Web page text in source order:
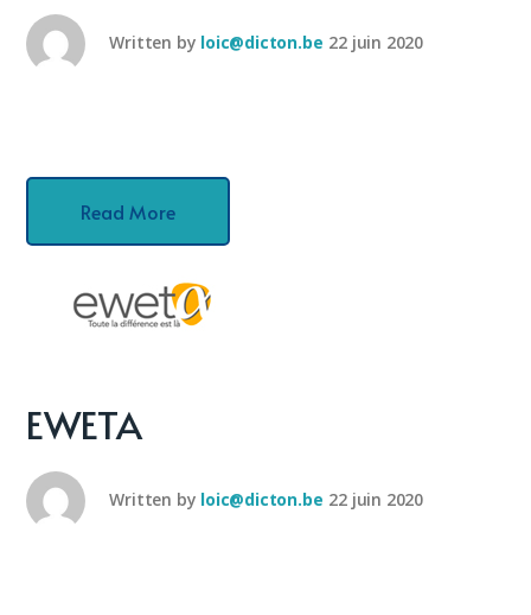
Written by loic@dicton.be 22 juin 2020
Read More
EWETA
Written by loic@dicton.be 22 juin 2020